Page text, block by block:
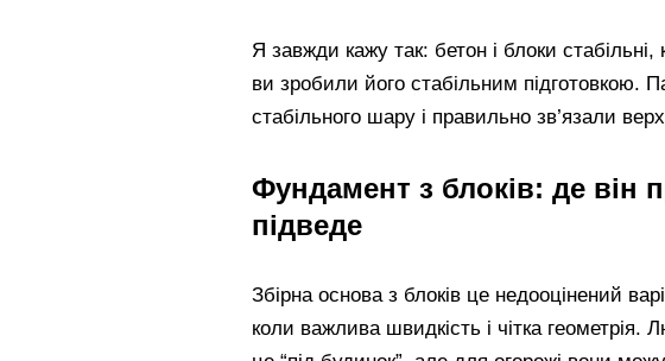
Я завжди кажу так: бетон і блоки
ви зробили його стабільним підготовкою.
стабільного шару і правильно зв’язали
Фундамент з блоків: де він
підведе
Збірна основа з блоків це недооцінений
коли важлива швидкість і чітка